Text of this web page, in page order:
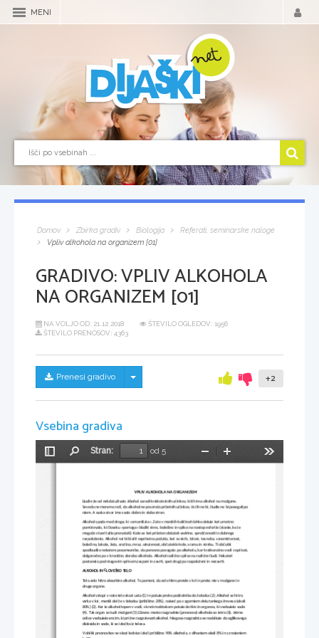
MENI
Domov Zbirka gradiv Biologija
Referati, seminarske naloge
Vpliv alkohola na organizem [01]
GRADIVO:VPLIV ALKOHOLA
NA ORGANIZEM [01]
NA VOLJO OD: 21.12.2018
ŠTEVILO OGLEDOV: 1956
ŠTEVILO PRENOSOV: 4363
Prenesi gradivo Skrij/prikaži meni +2
Vsebina gradiva
Preklopi
Stran:
od 5
Pomanjšaj
VPLIV ALKOHOLA NA ORGANIZEM
Ljudje že od nekdaj uživajo alkohol zaradi kratkotrajnih učinkov, ki jih ima alkohol na možgane.
Seveda ne moremo reči, da alkohol ne povzroča prijetnih učinkov, če jih ne bi, ljudje ne bi posegali po
njem. A vsaka stvar ima svojo dobro in slabo stran.
Alkohol spada med droge, ki »omamljajo«. Zato v manjših količinah lahko deluje kot umetno
pomirjevalo, ki človeku »pomaga« blažiti stres, bolečino in vpliva na nastop evforije (stanje, ko je
mogoče stvari lažje prenašati). Kaže se kot prijeten občutek vedrine, sproščenosti in dobrega
razpoloženja. Alkohol naj bi blažil neprijetna počutja, kot so skrb, žalost, tesnoba, vznemirjenost,
bolečina, lakota, žeja, vročina, mraz, utrujenost, občutek krivde, sramu in strahu. Ti občutki
spodbudijo nekatere posameznike, da ponovno posegajo po alkoholu, kar kratkoročno vodi v opitost,
dolgoročno pa v kronično zlorabo alkohola. Alkohol različno vpliva na različne ljudi. Nekateri
postanejo pod njegovim vplivom zaspani in zavrti, spet drugi pa razpoloženi in nezavrti.
ALKOHOL IN ČLOVEŠKO TELO
Telo zelo hitro absorbira alkohol. To pomeni, da zelo hitro preide v kri in preko nje v možgane in
druge organe.
Alkohol vstopi v naše telo skozi usta (1) in potuje preko požiralnika do želodca (2). Alkohol se hitro
vsrka v kri, manjši del že v želodcu (približno 20%), največ pa v zgornjem delu tankega črevesa (okoli
80%) (3). Ker je alkohol topen v vodi, s krvnim obtokom potuje do tkiv in organov, ki vsebujejo vodo
(4). Tak organ so tudi možgani (5).Glavno mesto razgradnje (presnove) alkohola so jetra (6). Jetrne
celice vsebujejo encim, ki prične razgrajevati alkohol. Njegova razgradnja se nadaljuje do ogljikovega
dioksida in vode, ki se izločita iz telesa.
V obliki presnovkov se skozi ledvice izloči približno 90% alkohola, z dihanjem okoli 8% in z znojenjem